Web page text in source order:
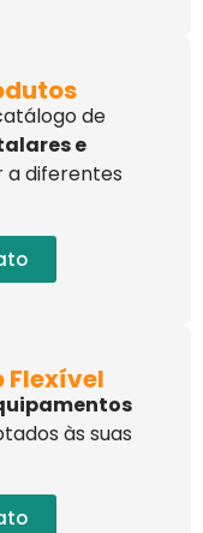
de
e
a diferentes
Flexível
às suas